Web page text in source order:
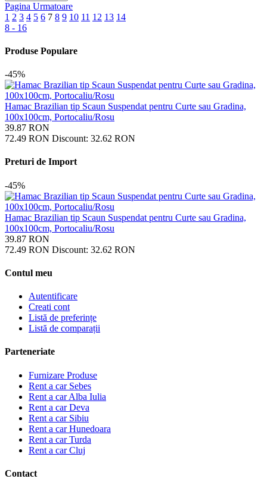
Pagina Urmatoare
1 2 3 4 5 6 7 8 9 10 11 12 13 14
8 - 16
Produse Populare
-45%
Hamac Brazilian tip Scaun Suspendat pentru Curte sau Gradina,
100x100cm, Portocaliu/Rosu
39.87 RON
72.49 RON Discount: 32.62 RON
Preturi de Import
-45%
Hamac Brazilian tip Scaun Suspendat pentru Curte sau Gradina,
100x100cm, Portocaliu/Rosu
39.87 RON
72.49 RON Discount: 32.62 RON
Contul meu
Autentificare
Creati cont
Listă de preferințe
Listă de comparații
Parteneriate
Furnizare Produse
Rent a car Sebes
Rent a car Alba Iulia
Rent a car Deva
Rent a car Sibiu
Rent a car Hunedoara
Rent a car Turda
Rent a car Cluj
Contact